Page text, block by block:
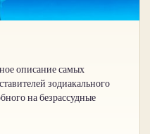
описание самых
зодиакального
на безрассудные